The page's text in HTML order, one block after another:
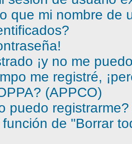
que mi nombre de
¡y no me
me registré,
(APPCO)
puedo registrarme?
de "Borrar